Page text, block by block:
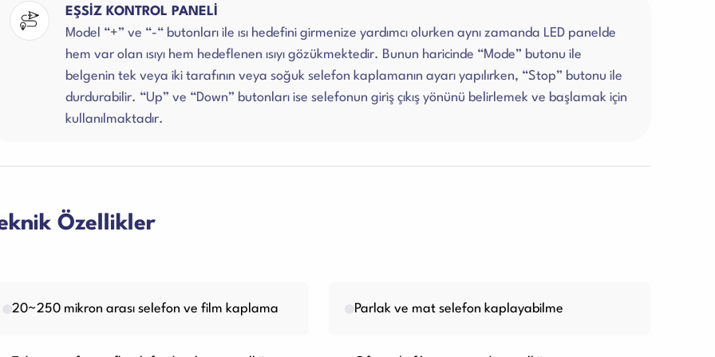
EŞSİZ KONTROL PANELİ
Model “+” ve “-“ butonları ile ısı hedefini girmenize yardımcı olurken aynı zamanda LED panelde
hem var olan ısıyı hem hedeflenen ısıyı gözükmektedir. Bunun haricinde “Mode” butonu ile
belgenin tek veya iki tarafının veya soğuk selefon kaplamanın ayarı yapılırken, “Stop” butonu ile
durdurabilir. “Up” ve “Down” butonları ise selefonun giriş çıkış yönünü belirlemek ve başlamak için
kullanılmaktadır.
Özellikler
20~250 mikron arası selefon ve film kaplama Parlak ve mat selefon kaplayabilme